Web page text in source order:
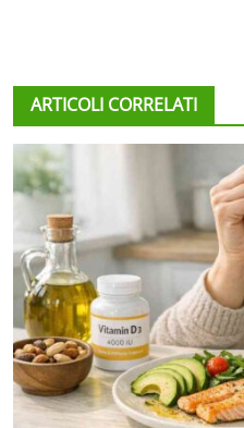
ARTICOLI CORRELATI